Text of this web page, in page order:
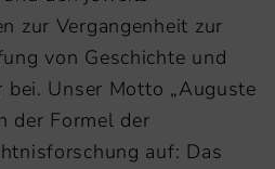
zur Vergangenheit zur
von Geschichte und
bei. Unser Motto „Auguste
der Formel der
auf: Das